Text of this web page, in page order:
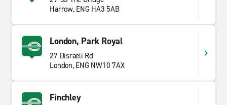
in klaren, zugänglichen Begriffen erläutert.
Dieser Teil des Nordwestens Londons ist geschäftig,
ohne sich überstürzt zu fühlen. Wenn Sie sich vom
Zentrum entfernen, wird der Verkehr erleichtert, und
das Straßennetz bietet schnellen Zugang zur M1, M25
und den äußeren Vororten. Dieser Bereich eignet sich
gleichermaßen für kurze lokale Hops und längere
Harrow, ENG HA3 5AB
London, Park Royal
27 Disraeli Rd
London, ENG NW10 7AX
Finchley